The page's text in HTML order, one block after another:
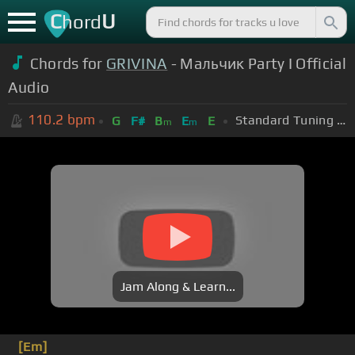
ChordU
Chords for GRIVINA - Мальчик Party I Official
Audio
110.2 bpm G F# Bm Em E Standard Tuning (EADGBE)
Jam Along & Learn...
[Em]